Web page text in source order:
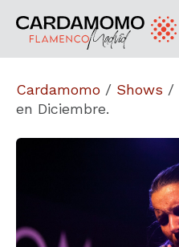
Cardamomo / Shows /
en Diciembre.